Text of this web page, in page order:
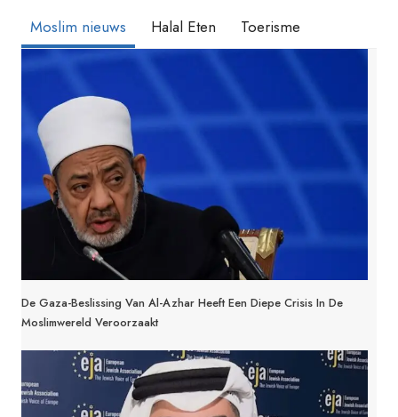
Moslim nieuws Halal Eten Toerisme
De Gaza-Beslissing Van Al-Azhar Heeft Een Diepe Crisis In De
Moslimwereld Veroorzaakt